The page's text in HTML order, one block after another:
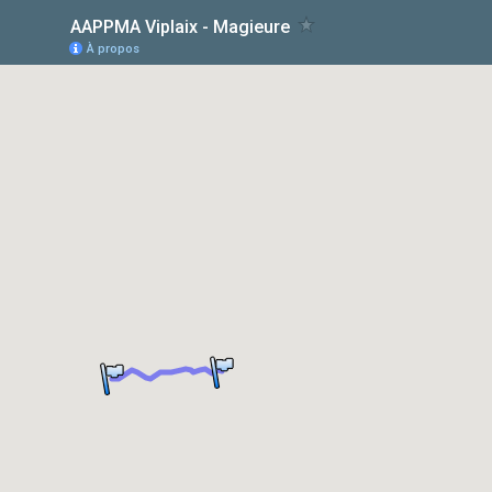
AAPPMA Viplaix - Magieure
À propos